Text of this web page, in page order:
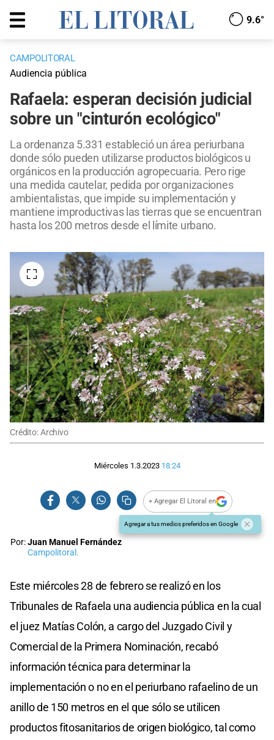
9.6°
CAMPOLITORAL
Audiencia pública
Rafaela: esperan decisión judicial
sobre un "cinturón ecológico"
La ordenanza 5.331 estableció un área periurbana
donde sólo pueden utilizarse productos biológicos u
orgánicos en la producción agropecuaria. Pero rige
una medida cautelar, pedida por organizaciones
ambientalistas, que impide su implementación y
mantiene improductivas las tierras que se encuentran
hasta los 200 metros desde el límite urbano.
Crédito: Archivo
Miércoles 1.3.2023 18:24
+ Agregar El Litoral en
Agregar a tus medios preferidos en Google
Por:Juan Manuel Fernández
Campolitoral.
Este miércoles 28 de febrero se realizó en los
Tribunales de Rafaela una audiencia pública en la cual
el juez Matías Colón, a cargo del Juzgado Civil y
Comercial de la Primera Nominación, recabó
información técnica para determinar la
implementación o no en el periurbano rafaelino de un
anillo de 150 metros en el que sólo se utilicen
productos fitosanitarios de origen biológico, tal como